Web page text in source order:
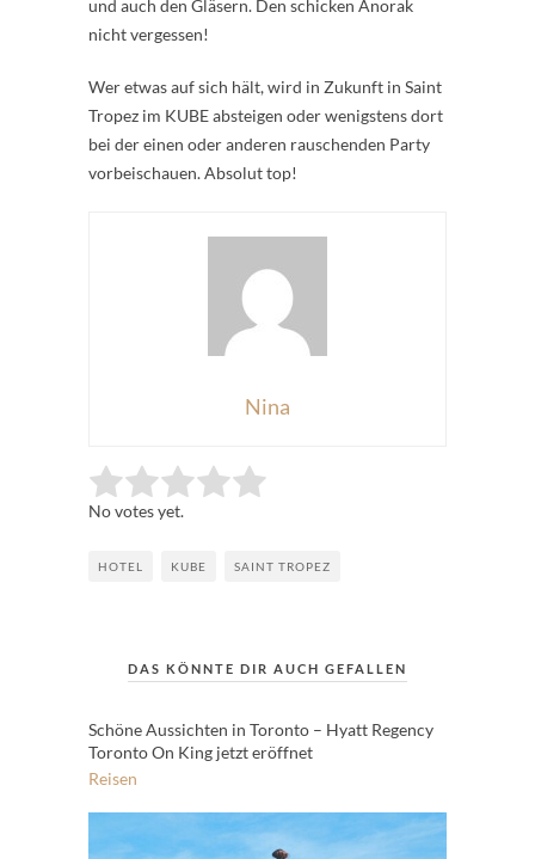
und auch den Gläsern. Den schicken Anorak
nicht vergessen!
Wer etwas auf sich hält, wird in Zukunft in Saint
Tropez im KUBE absteigen oder wenigstens dort
bei der einen oder anderen rauschenden Party
vorbeischauen. Absolut top!
Nina
Rate this item: Submit Rating
No votes yet.
HOTEL KUBE SAINT TROPEZ
DAS KÖNNTE DIR AUCH GEFALLEN
Schöne Aussichten in Toronto – Hyatt Regency
Toronto On King jetzt eröffnet
Reisen